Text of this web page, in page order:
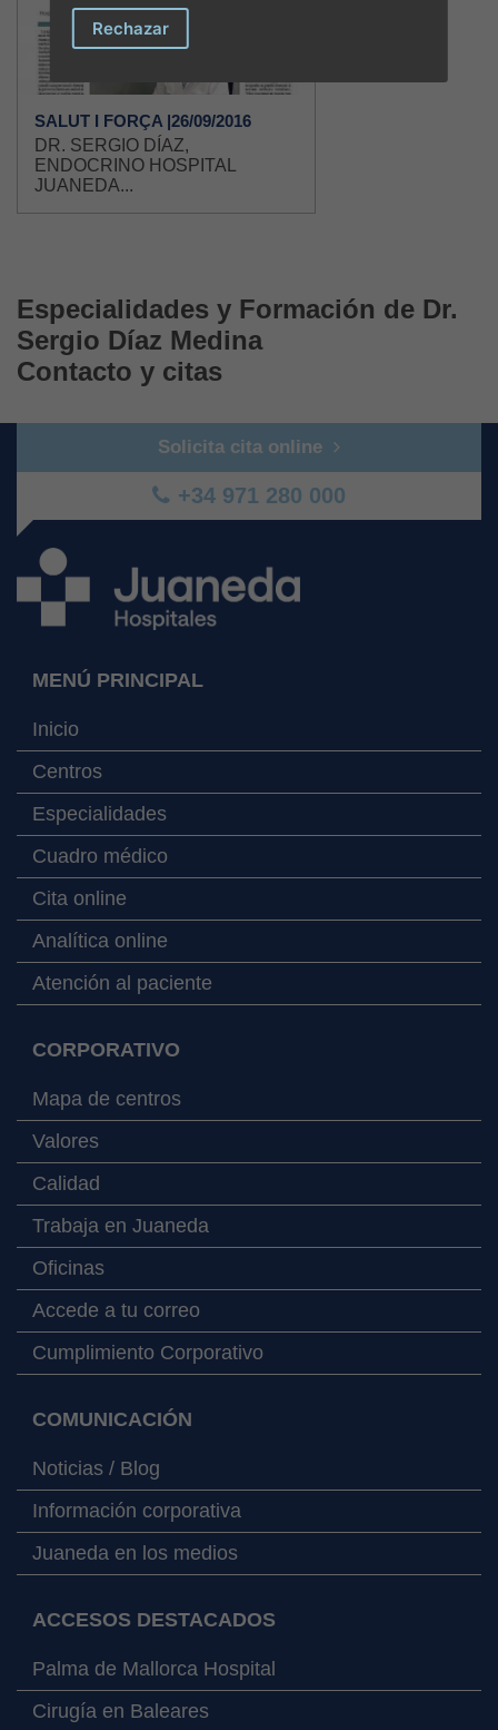
SALUT I FORÇA |26/09/2016
DR. SERGIO DÍAZ,
ENDOCRINO HOSPITAL
JUANEDA...
Especialidades y Formación de Dr.
Sergio Díaz Medina
Contacto y citas
Solicita cita online
+34 971 280 000
MENÚ PRINCIPAL
Inicio
Centros
Especialidades
Cuadro médico
Cita online
Analítica online
Atención al paciente
CORPORATIVO
Mapa de centros
Valores
Calidad
Trabaja en Juaneda
Oficinas
Accede a tu correo
Cumplimiento Corporativo
COMUNICACIÓN
Noticias / Blog
Información corporativa
Juaneda en los medios
ACCESOS DESTACADOS
Palma de Mallorca Hospital
Cirugía en Baleares
Rechazar